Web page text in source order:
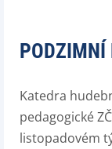
PODZIMNÍ
Katedra
pedagogické
listopadovém